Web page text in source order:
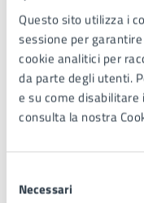
Questo sito utilizza i
sessione per
cookie analitici per
da parte degli utenti.
e su come
consulta la nostra
delNecessari
Costi
A pagamento